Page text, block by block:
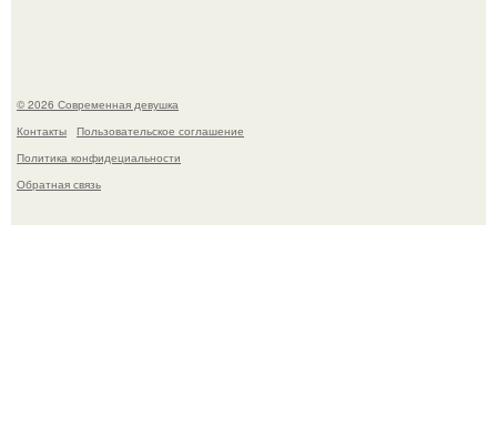
© 2026 Современная девушка
Контакты
Пользовательское соглашение
Политика конфидециальности
Обратная связь